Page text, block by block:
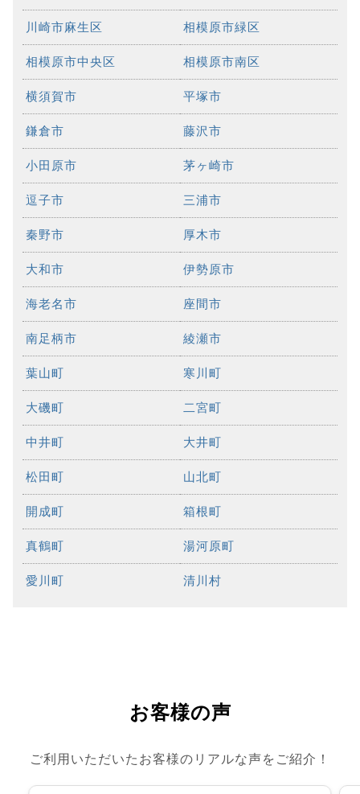
川崎市麻生区 相模原市緑区
相模原市中央区 相模原市南区
横須賀市 平塚市
鎌倉市 藤沢市
小田原市 茅ヶ崎市
逗子市 三浦市
秦野市 厚木市
大和市 伊勢原市
海老名市 座間市
南足柄市 綾瀬市
葉山町 寒川町
大磯町 二宮町
中井町 大井町
松田町 山北町
開成町 箱根町
真鶴町 湯河原町
愛川町 清川村
お客様の声
ご利用いただいたお客様のリアルな声をご紹介！